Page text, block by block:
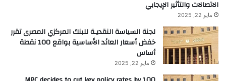
الاتصالات والتأثير الإيجابي
مايو 22, 2025
لجنة السياسة النقديـة للبنك المركزي المصرى تقرر
خفض أسعار العائد الأساسية بواقع 100 نقطة
أساس
مايو 22, 2025